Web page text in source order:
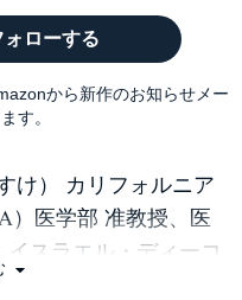
ローする
から新作のお知らせメー
す。
） カリフォルニア
）医学部 准教授、医
スラエル・ディーコ
ハーバード大学医学